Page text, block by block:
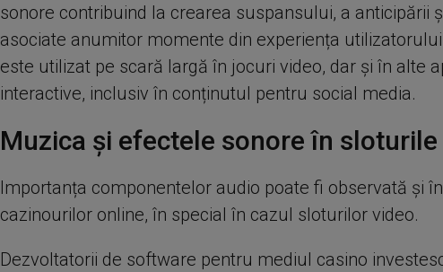
sonore contribuind la crearea suspansului, a anticipării
asociate anumitor momente din experiența
este utilizat pe scară largă în jocuri video, dar și în alte
interactive, inclusiv în conținutul pentru social media.
Muzica și efectele sonore în
Importanța componentelor audio poate fi observată și
cazinourilor online, în special în cazul sloturilor video.
Dezvoltatorii de software pentru mediul casino